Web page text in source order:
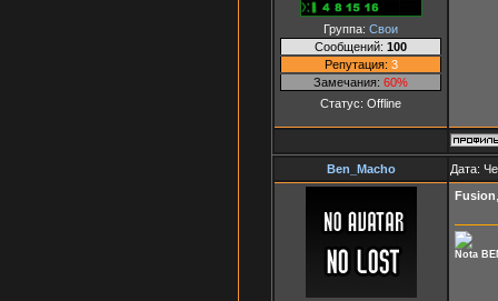
Группа: Свои
Сообщений: 100
Репутация: 3
Замечания: 60%
Статус: Offline
Ben_Macho Дата:
Fusion
Nota